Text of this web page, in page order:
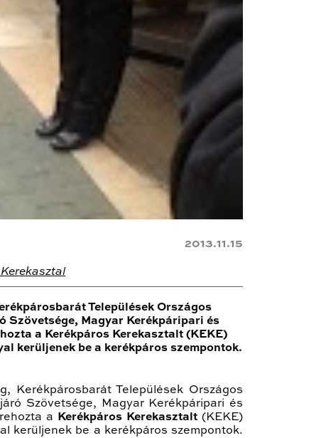
2013.11.15
Települések Országos
Szövetsége, Magyar Kerékpáripari és
a Kerékpáros Kerekasztalt (KEKE)
kerüljenek be a kerékpáros szempontok.
Kerékpárosbarát Települések Országos
Szövetsége, Magyar Kerékpáripari és
a Kerékpáros Kerekasztalt (KEKE)
kerüljenek be a kerékpáros szempontok.